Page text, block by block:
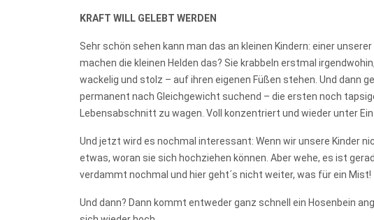
KRAFT WILL GELEBT WERDEN
Sehr schön sehen kann man das an kleinen Kindern: einer
machen die kleinen Helden das? Sie krabbeln erstmal
wackelig und stolz – auf ihren eigenen Füßen stehen. Und dann
permanent nach Gleichgewicht suchend – die ersten noch
Lebensabschnitt zu wagen. Voll konzentriert und wieder unter
Und jetzt wird es nochmal interessant: Wenn wir unsere Kinder
etwas, woran sie sich hochziehen können. Aber wehe, es ist
verdammt nochmal und hier geht´s nicht weiter, was für ein Mist!
Und dann? Dann kommt entweder ganz schnell ein Hosenbein